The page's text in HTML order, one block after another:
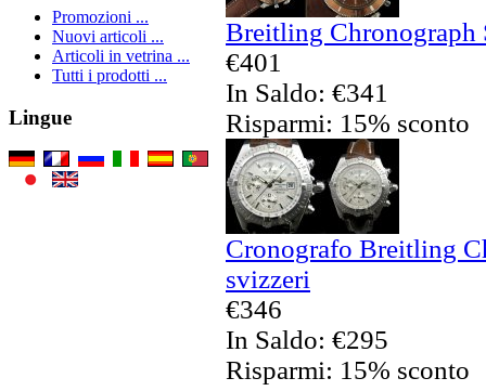
Promozioni ...
Nuovi articoli ...
Articoli in vetrina ...
Tutti i prodotti ...
Lingue
Breitling Chronograph
€401
In Saldo: €341
Risparmi: 15% sconto
Cronografo Breitling
svizzeri
€346
In Saldo: €295
Risparmi: 15% sconto